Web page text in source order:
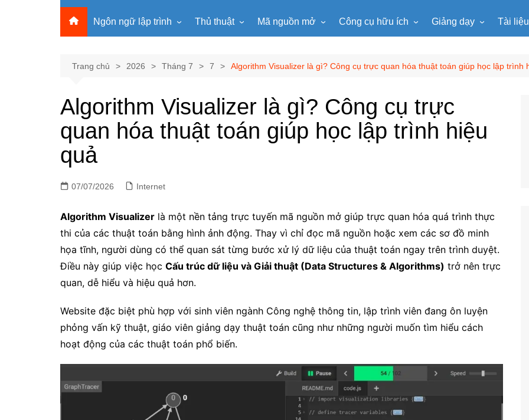
Ngôn ngữ lập trình
Lập trình C
Lập trình C++
Lập trình Scratch
Lập trình Web
Thủ thuật
Microsoft Excel
Windows
Internet
Viết Prompt AI
Fonts Tiếng Việt tuyệt đẹp
Mã nguồn mở
Joomla
EduPortal
Công cụ hữu ích
Lật mảnh ghép
Game Quay số
Tìm ô chữ
Chọn tên ngẫu nhiên
Giảng dạy
Toán học
Tiếng Anh
Vật lí
KHTN
Âm nhạc
Mĩ thuật
Giáo dục QP&AN
Tài
Trò
Trang chủ 2026 Tháng 7 7 Algorithm Visualizer là gì? Công cụ trực quan hóa thuật toán giúp học lập trình
Algorithm Visualizer là gì? Công cụ trực
quan hóa thuật toán giúp học lập trình hiệu
quả
07/07/2026 Internet
Algorithm Visualizer là một nền tảng trực tuyến mã nguồn mở giúp trực quan hóa quá trình thực
thi của các thuật toán bằng hình ảnh động. Thay vì chỉ đọc mã nguồn hoặc xem các sơ đồ minh
họa tĩnh, người dùng có thể quan sát từng bước xử lý dữ liệu của thuật toán ngay trên trình duyệt.
Điều này giúp việc học Cấu trúc dữ liệu và Giải thuật (Data Structures & Algorithms) trở nên trực
quan, dễ hiểu và hiệu quả hơn.
Website đặc biệt phù hợp với sinh viên ngành Công nghệ thông tin, lập trình viên đang ôn luyện
phỏng vấn kỹ thuật, giáo viên giảng dạy thuật toán cũng như những người muốn tìm hiểu cách
hoạt động của các thuật toán phổ biến.